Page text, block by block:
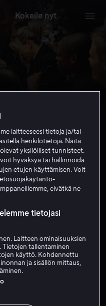
Kokeile nyt
€
€
laitteeseesi tietoja ja/tai
henkilötietoja. Näitä
yksilölliset tunnisteet.
hyväksyä tai hallinnoida
etujen käyttämisen. Voit
eivätkä ne
tietojasi
Laitteen ominaisuuksien
Tietojen tallentaminen
käyttö. Kohdennettu
ja sisällön mittaus,